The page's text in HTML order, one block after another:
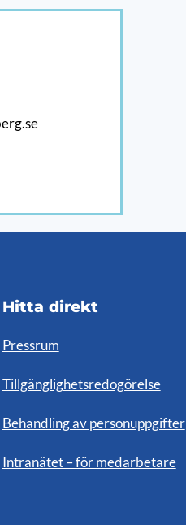
Hitta direkt
Pressrum
Tillgänglighetsredogörelse
Behandling av personuppgifter
Intranätet – för medarbetare